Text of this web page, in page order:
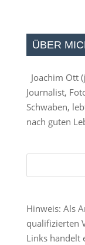
ÜBER
Joachim Ott (
Journalist,
Schwaben,
nach guten
Hinweis: Als
qualifizierten
Links handelt